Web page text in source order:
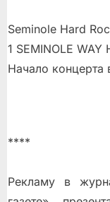
Seminole Hard
1 SEMINOLE WAY
Начало концерта
****
Рекламу в